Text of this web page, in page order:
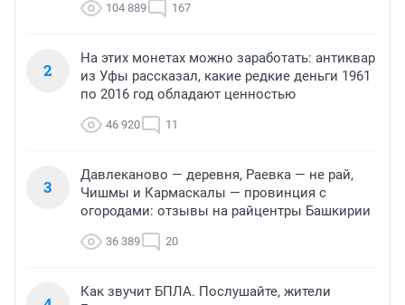
104 889 167
2
На этих монетах можно заработать: антиквар
из Уфы рассказал, какие редкие деньги 1961
по 2016 год обладают ценностью
46 920 11
3
Давлеканово — деревня, Раевка — не рай,
Чишмы и Кармаскалы — провинция с
огородами: отзывы на райцентры Башкирии
36 389 20
Как звучит БПЛА. Послушайте, жители